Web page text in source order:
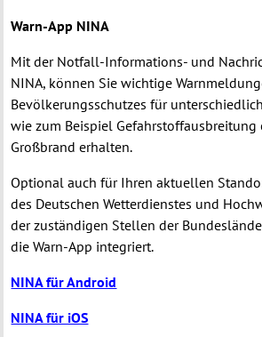
Warn-App NINA
Mit der Notfall-Informations- und
NINA, können Sie wichtige
Bevölkerungsschutzes für
wie zum Beispiel Gefahrstoffausbreitung
Großbrand erhalten.
Optional auch für Ihren aktuellen
des Deutschen Wetterdienstes und
der zuständigen Stellen der
die Warn-App integriert.
NINA für Android
NINA für iOS